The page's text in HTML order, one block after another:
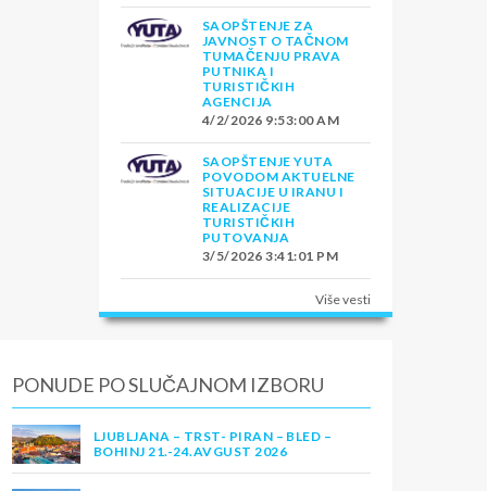
SAOPŠTENJE ZA
JAVNOST O TAČNOM
TUMAČENJU PRAVA
PUTNIKA I
TURISTIČKIH
AGENCIJA
4/2/2026 9:53:00 AM
SAOPŠTENJE YUTA
POVODOM AKTUELNE
SITUACIJE U IRANU I
REALIZACIJE
TURISTIČKIH
PUTOVANJA
3/5/2026 3:41:01 PM
Više vesti
PONUDE PO SLUČAJNOM IZBORU
LJUBLJANA – TRST- PIRAN – BLED –
BOHINJ 21.-24.AVGUST 2026